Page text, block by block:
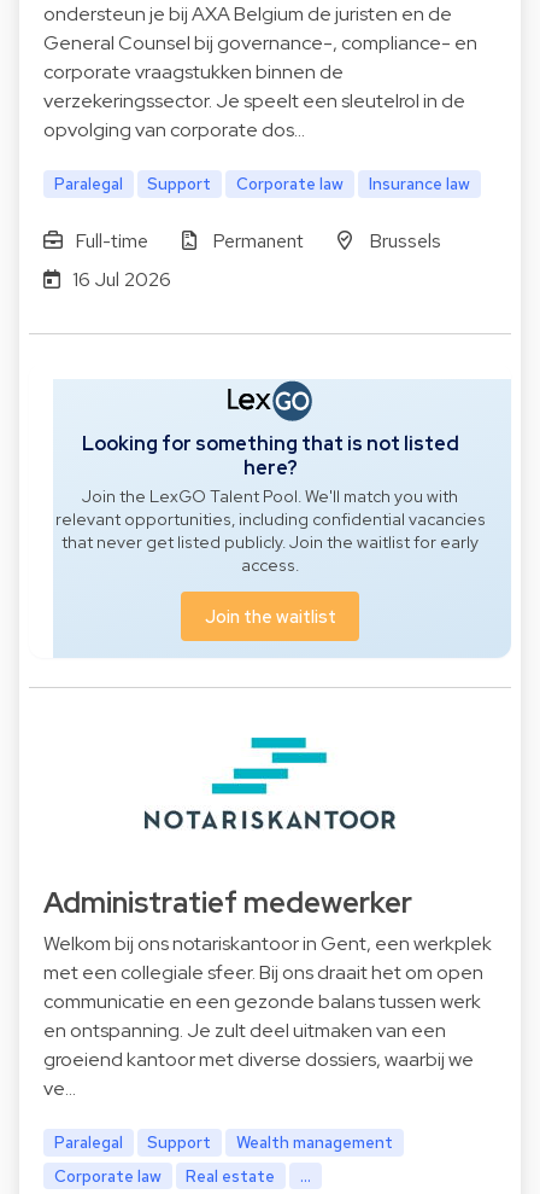
ondersteun je bij AXA Belgium de juristen en de
General Counsel bij governance-, compliance- en
corporate vraagstukken binnen de
verzekeringssector. Je speelt een sleutelrol in de
opvolging van corporate dos…
Paralegal Support Corporate law Insurance law
Full-time Permanent
Brussels
16 Jul 2026
Looking for something that is not listed
here?
Join the LexGO Talent Pool. We'll match you with
relevant opportunities, including confidential vacancies
that never get listed publicly. Join the waitlist for early
access.
Join the waitlist
Administratief medewerker
Welkom bij ons notariskantoor in Gent, een werkplek
met een collegiale sfeer. Bij ons draait het om open
communicatie en een gezonde balans tussen werk
en ontspanning. Je zult deel uitmaken van een
groeiend kantoor met diverse dossiers, waarbij we
ve…
Paralegal Support
Wealth management
Corporate law
Real estate ...